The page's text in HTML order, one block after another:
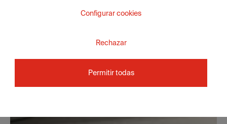
Configurar cookies
Rechazar
Permitir todas